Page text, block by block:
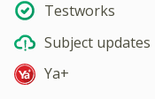
Testworks
Subject updates
Ya+